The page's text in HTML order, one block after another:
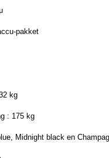
pakket
kg
: 175 kg
Midnight black en